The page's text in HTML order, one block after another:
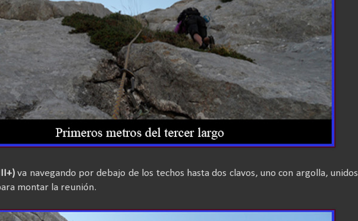
va navegando por debajo de los techos hasta dos clavos, uno con argolla, unidos
montar la reunión.